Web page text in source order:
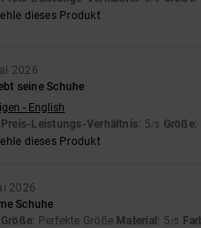
dieses Produkt
2026
seine Schuhe
- English
Preis-Leistungs-Verhältnis: 5/5 Größe:
dieses Produkt
2026
Schuhe
Größe: Perfekte Größe Material: 5/5